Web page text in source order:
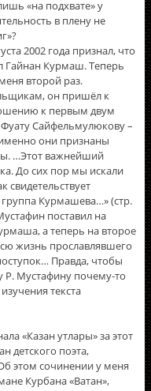
«на подхвате» у
в плену не
2002 года признал, что
Гайнан Курмаш. Теперь
второй раз.
он пришёл к
к первым двум
Сайфельмулюкову –
они признаны
…Этот важнейший
До сих пор мы искали
свидетельствует
группа Курмашева…» (стр.
поставил на
а теперь на второе
жизнь прославлявшего
Правда, чтобы
Р. Мустафину почему-то
текста
«Казан утлары» за этот
детского поэта,
этом сочинении у меня
Курбана «Ватан»,